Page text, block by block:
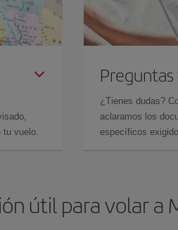
tu vuelo.
¿Tienes dudas?
aclaramos los
específicos
útil para volar a